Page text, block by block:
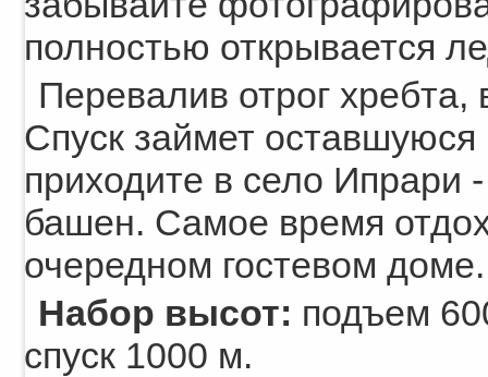
полностью открывается
Перевалив отрог
Спуск займет
приходите в село Ипрари
башен. Самое время
очередном гостевом доме.
Набор высот: подъем
спуск 1000 м.